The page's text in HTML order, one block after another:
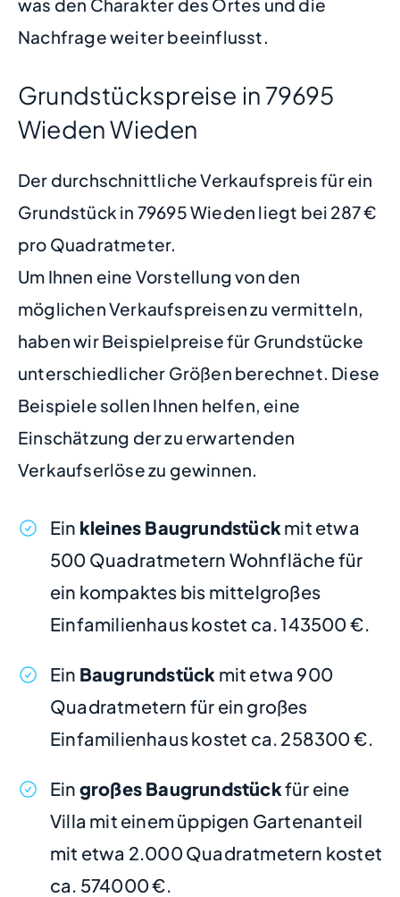
Nachfrage weiter beeinflusst.
Grundstückspreise in 79695
Wieden Wieden
Der durchschnittliche Verkaufspreis für ein
Grundstück in 79695 Wieden liegt bei 287 €
pro Quadratmeter.
Um Ihnen eine Vorstellung von den
möglichen Verkaufspreisen zu vermitteln,
haben wir Beispielpreise für Grundstücke
unterschiedlicher Größen berechnet. Diese
Beispiele sollen Ihnen helfen, eine
Einschätzung der zu erwartenden
Verkaufserlöse zu gewinnen.
Ein kleines Baugrundstückmit etwa
500 Quadratmetern Wohnfläche für
ein kompaktes bis mittelgroßes
Einfamilienhaus kostet ca. 143500 €.
Ein Baugrundstück mit etwa 900
Quadratmetern für ein großes
Einfamilienhaus kostet ca. 258300 €.
Ein großes Baugrundstückfür eine
Villa mit einem üppigen Gartenanteil
mit etwa 2.000 Quadratmetern kostet
ca. 574000 €.